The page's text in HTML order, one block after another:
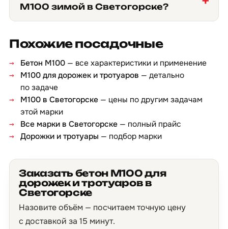
М100 зимой в Светогорске?
Похожие посадочные
Бетон М100 — все характеристики и применение
М100 для дорожек и тротуаров — детально
по задаче
М100 в Светогорске — цены по другим задачам
этой марки
Все марки в Светогорске — полный прайс
Дорожки и тротуары — подбор марки
Заказать бетон М100 для
дорожек и тротуаров в
Светогорске
Назовите объём — посчитаем точную цену
с доставкой за 15 минут.